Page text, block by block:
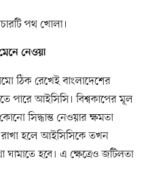
পথ খোলা।
নেওয়া
ঠিক রেখেই বাংলাদেশের
পারে আইসিসি। বিশ্বকাপের মূল
সিদ্ধান্ত নেওয়ার ক্ষমতা
হলে আইসিসিকে তখন
ঘামাতে হবে। এ ক্ষেত্রেও জটিলতা